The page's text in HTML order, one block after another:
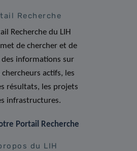
Recherche
Recherche du LIH
de chercher et de
informations sur
actifs, les
résultats, les projets
infrastructures.
Portail Recherche
du LIH